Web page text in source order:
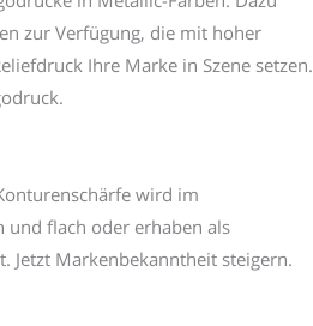
zur Verfügung, die mit hoher
Ihre Marke in Szene setzen.
wird im
und flach oder erhaben als
Jetzt Markenbekanntheit steigern.